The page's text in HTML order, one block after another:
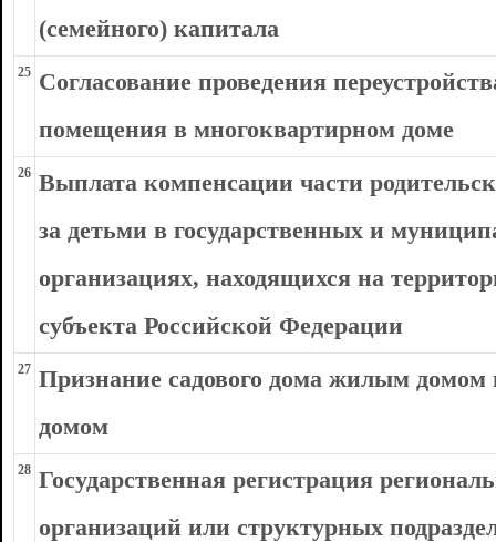
(семейного) капитала
25 Согласование проведения
помещения в многоквартирном доме
26 Выплата компенсации части
за детьми в государственных и
организациях, находящихся на
субъекта Российской Федерации
27 Признание садового дома жилым домом
домом
28 Государственная регистрация
организаций или структурных